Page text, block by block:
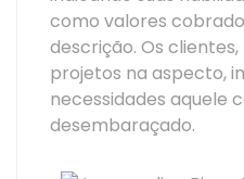
como valores
descrição. Os
projetos na aspecto,
necessidades aquele
desembaraçado.